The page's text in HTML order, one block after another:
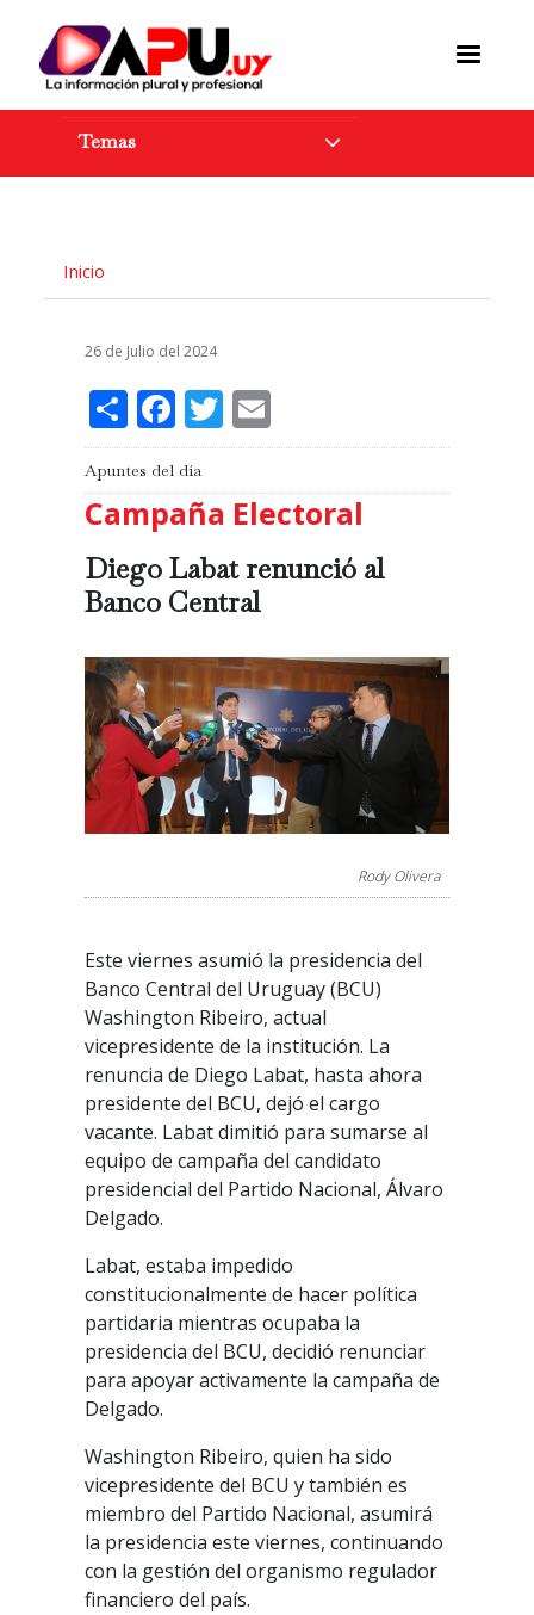
Temas
Inicio
26 de Julio del 2024
ShareFacebook
Twitter
Apuntes del día
Campaña Electoral
Diego Labat renunció al
Banco Central
Rody Olivera
Este viernes asumió la presidencia del
Banco Central del Uruguay (BCU)
Washington Ribeiro, actual
vicepresidente de la institución. La
renuncia de Diego Labat, hasta ahora
presidente del BCU, dejó el cargo
vacante. Labat dimitió para sumarse al
equipo de campaña del candidato
presidencial del Partido Nacional, Álvaro
Delgado.
Labat, estaba impedido
constitucionalmente de hacer política
partidaria mientras ocupaba la
presidencia del BCU, decidió renunciar
para apoyar activamente la campaña de
Delgado.
Washington Ribeiro, quien ha sido
vicepresidente del BCU y también es
miembro del Partido Nacional, asumirá
la presidencia este viernes, continuando
con la gestión del organismo regulador
financiero del país.